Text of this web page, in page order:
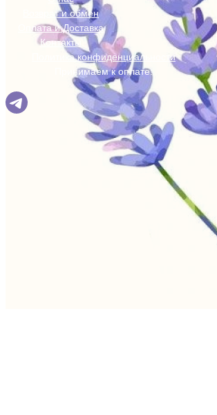
Возврат и обмен
Оплата и Доставка
Контакты
Политика конфиденциальности
Принимаем к оплате: